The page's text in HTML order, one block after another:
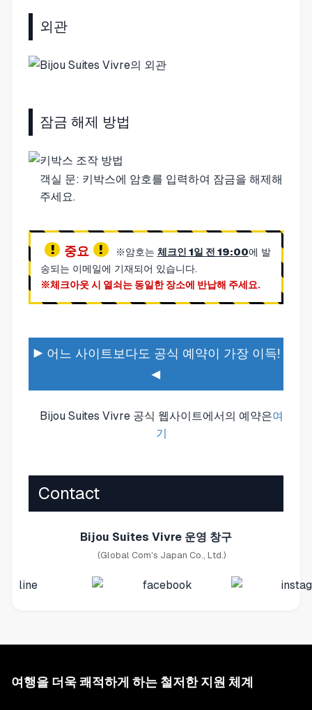
외관
잠금 해제 방법
객실 문: 키박스에 암호를 입력하여 잠금을 해제해
주세요.
중요 ※암호는 체크인 1일 전 19:00에 발
송되는 이메일에 기재되어 있습니다.
※체크아웃 시 열쇠는 동일한 장소에 반납해 주세요.
▶ 어느 사이트보다도 공식 예약이 가장 이득!
◀
Bijou Suites Vivre 공식 웹사이트에서의 예약은여
기
Contact
Bijou Suites Vivre 운영 창구
(Global Com's Japan Co., Ltd.)
여행을 더욱 쾌적하게 하는 철저한 지원 체계